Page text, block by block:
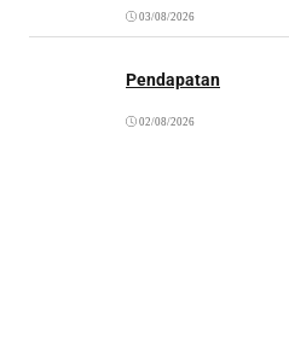
03/08/2026
Pendapatan
02/08/2026